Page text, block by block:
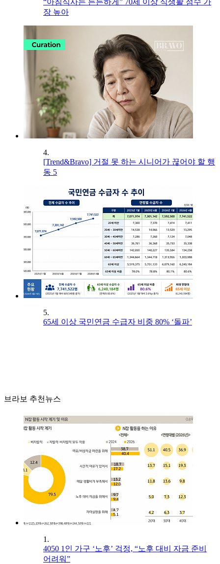
“아침식사는 든든하게” 70세 이상 식생활 점수 가
장 높아
4.
[Trend&Bravo] 거절 못 하는 시니어가 끊어야 할 행
동 5
5.
65세 이상 국민연금 수급자 비중 80% ‘돌파’
브라보 추천뉴스
1.
4050 1인 가구 ‘노후’ 걱정, “노후 대비 자금 준비
어려워”